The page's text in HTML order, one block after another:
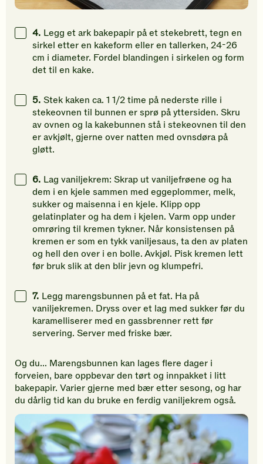
4. Legg et ark bakepapir på et stekebrett, tegn en
sirkel etter en kakeform eller en tallerken, 24-26
cm i diameter. Fordel blandingen i sirkelen og form
det til en kake.
5. Stek kaken ca. 1 1/2 time på nederste rille i
stekeovnen til bunnen er sprø på yttersiden. Skru
av ovnen og la kakebunnen stå i stekeovnen til den
er avkjølt, gjerne over natten med ovnsdøra på
gløtt.
6. Lag vaniljekrem: Skrap ut vaniljefrøene og ha
dem i en kjele sammen med eggeplommer, melk,
sukker og maisenna i en kjele. Klipp opp
gelatinplater og ha dem i kjelen. Varm opp under
omrøring til kremen tykner. Når konsistensen på
kremen er som en tykk vaniljesaus, ta den av platen
og hell den over i en bolle. Avkjøl. Pisk kremen lett
før bruk slik at den blir jevn og klumpefri.
7. Legg marengsbunnen på et fat. Ha på
vaniljekremen. Dryss over et lag med sukker før du
karamelliserer med en gassbrenner rett før
servering. Server med friske bær.
Og du... Marengsbunnen kan lages flere dager i
forveien, bare oppbevar den tørt og innpakket i litt
bakepapir. Varier gjerne med bær etter sesong, og har
du dårlig tid kan du bruke en ferdig vaniljekrem også.